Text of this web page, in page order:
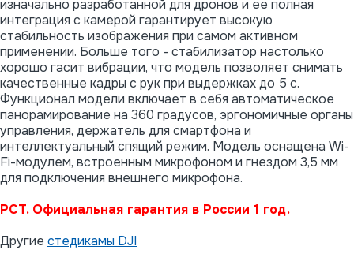
изначально разработанной для дронов и ее полная
интеграция с камерой гарантирует высокую
стабильность изображения при самом активном
применении. Больше того - стабилизатор настолько
хорошо гасит вибрации, что модель позволяет снимать
качественные кадры с рук при выдержках до 5 с.
Функционал модели включает в себя автоматическое
панорамирование на 360 градусов, эргономичные органы
управления, держатель для смартфона и
интеллектуальный спящий режим. Модель оснащена Wi-
Fi-модулем, встроенным микрофоном и гнездом 3,5 мм
для подключения внешнего микрофона.
РСТ. Официальная гарантия в России 1 год.
Другие стедикамы DJI